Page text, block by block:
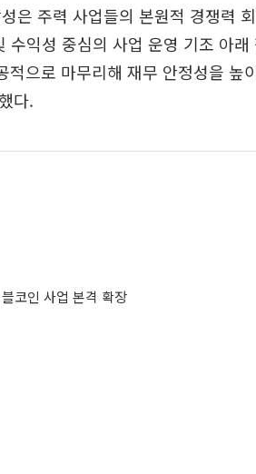
은 주력 사업들의 본원적 경쟁력
수익성 중심의 사업 운영 기조 아래
으로 마무리해 재무 안정성을 높
다.
코인 사업 본격 확장